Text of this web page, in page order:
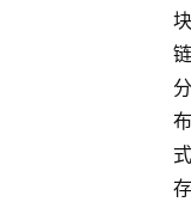
块
链
分
布
式
存